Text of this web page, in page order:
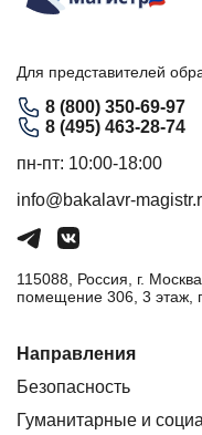
Для представителей
8 (800) 350-69-97
8 (495) 463-28-74
пн-пт: 10:00-18:00
info@bakalavr-
115088, Россия, г.
помещение 306, 3 этаж,
Направления
Безопасность
Гуманитарные и